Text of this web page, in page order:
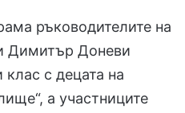
ръководителите на
Димитър Доневи
с децата на
а участниците